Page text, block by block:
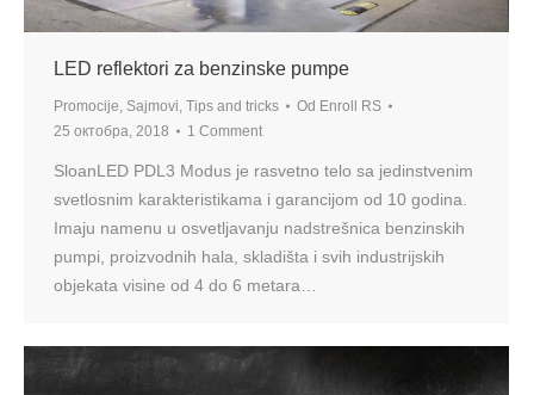
LED reflektori za benzinske pumpe
Promocije, Sajmovi, Tips and tricks Od Enroll RS
25 октобра, 2018
1 Comment
SloanLED PDL3 Modus je rasvetno telo sa jedinstvenim
svetlosnim karakteristikama i garancijom od 10 godina.
Imaju namenu u osvetljavanju nadstrešnica benzinskih
pumpi, proizvodnih hala, skladišta i svih industrijskih
objekata visine od 4 do 6 metara…